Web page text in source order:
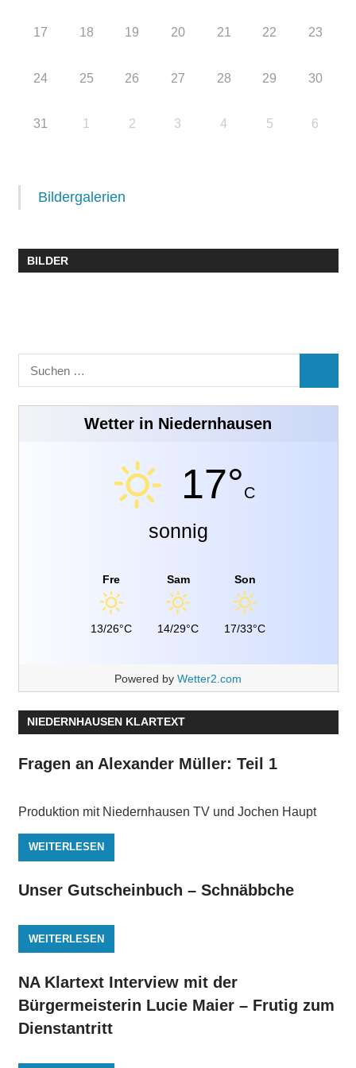
17 18 19 20 21 22 23
24 25 26 27 28 29 30
31 1 2 3 4 5 6
Bildergalerien
BILDER
Suchen
nach:
Wetter in Niedernhausen
17°C
sonnig
Fre
13/26°C
Sam
14/29°C
Son
17/33°C
Powered by Wetter2.com
NIEDERNHAUSEN KLARTEXT
Fragen an Alexander Müller: Teil 1
Produktion mit Niedernhausen TV und Jochen Haupt
WEITERLESEN
Unser Gutscheinbuch – Schnäbbche
WEITERLESEN
NA Klartext Interview mit der
Bürgermeisterin Lucie Maier – Frutig zum
Dienstantritt